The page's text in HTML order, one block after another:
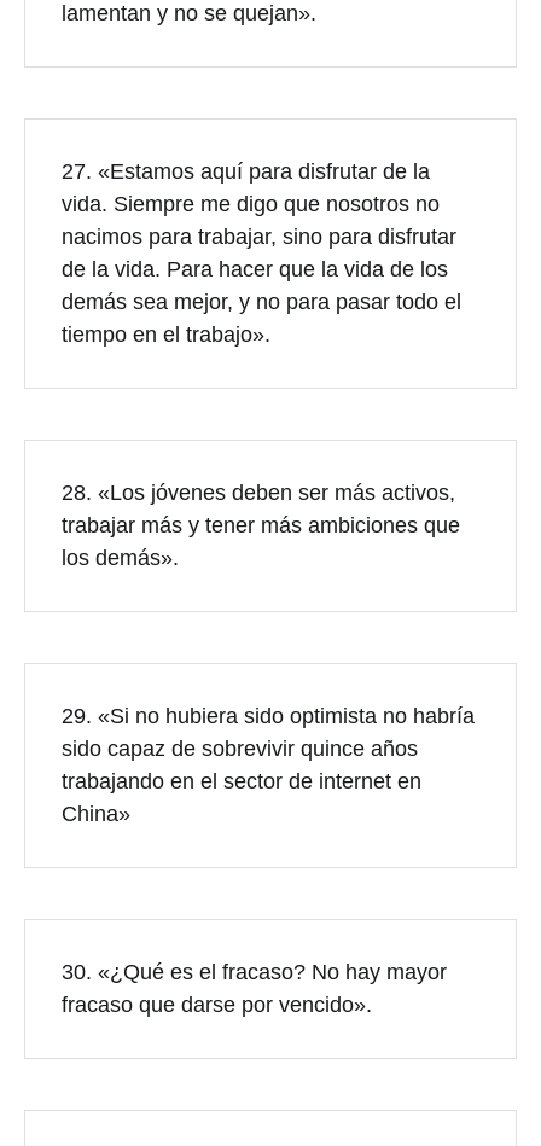
lamentan y no se quejan».
27. «Estamos aquí para disfrutar de la
vida. Siempre me digo que nosotros no
nacimos para trabajar, sino para disfrutar
de la vida. Para hacer que la vida de los
demás sea mejor, y no para pasar todo el
tiempo en el trabajo».
28. «Los jóvenes deben ser más activos,
trabajar más y tener más ambiciones que
los demás».
29. «Si no hubiera sido optimista no habría
sido capaz de sobrevivir quince años
trabajando en el sector de internet en
China»
30. «¿Qué es el fracaso? No hay mayor
fracaso que darse por vencido».